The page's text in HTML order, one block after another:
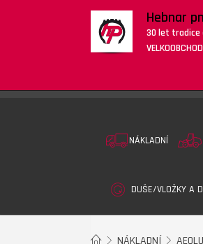
Hebnar
30 let tradice
NÁKLADNÍ
DUŠE/VLOŽKY A
NÁKLADNÍ